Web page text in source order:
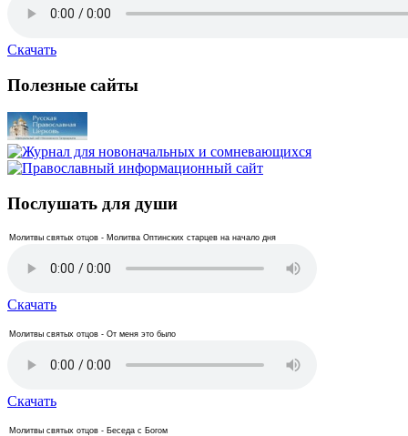
Скачать
Полезные сайты
Послушать для души
Молитвы святых отцов - Молитва Оптинских старцев на начало дня
Скачать
Молитвы святых отцов - От меня это было
Скачать
Молитвы святых отцов - Беседа с Богом